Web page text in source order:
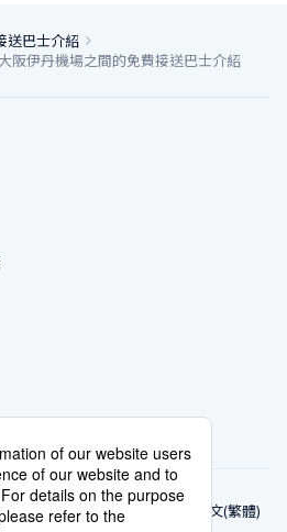
送巴士介紹
阪伊丹機場之間的免費接送巴士介紹
中文(繁體)